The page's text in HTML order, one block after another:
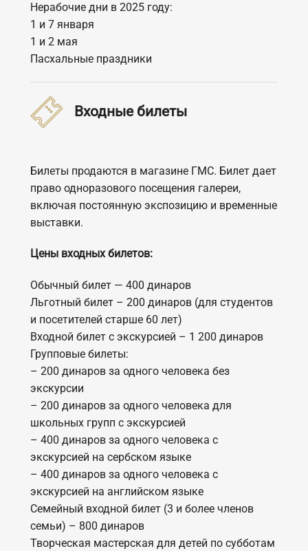
Нерабочие дни в 2025 году:
1 и 7 января
1 и 2 мая
Пасхальные праздники
Входные билеты
Билеты продаются в магазине ГМС. Билет дает
право одноразового посещения галереи,
включая постоянную экспозицию и временные
выставки.
Цены входных билетов:
Обычный билет — 400 динаров
Льготный билет – 200 динаров (для студентов
и посетителей старше 60 лет)
Входной билет с экскурсией – 1 200 динаров
Групповые билеты:
– 200 динаров за одного человека без
экскурсии
– 200 динаров за одного человека для
школьных групп с экскурсией
– 400 динаров за одного человека с
экскурсией на сербском языке
– 400 динаров за одного человека с
экскурсией на английском языке
Семейный входной билет (3 и более членов
семьи) – 800 динаров
Творческая мастерская для детей по субботам